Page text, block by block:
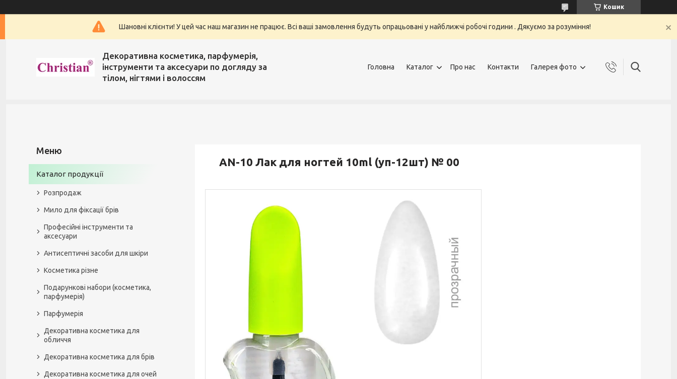
Кошик
Шановні клієнти! У цей час наш магазин не працює. Всі ваші замовлення будуть опрацьовані у найближчі робочі години . Дякуємо за розуміння!
Декоративна косметика, парфумерія,
інструменти та аксесуари по догляду за
тілом, нігтями і волоссям
Головна Каталог Про нас Контакти Галерея фото
AN-10 Лак для ногтей 10ml (уп-12шт) № 00
Каталог продукції
Розпродаж
Мило для фіксації брів
Професійні інструменти та
аксесуари
Антисептичні засоби для шкіри
Косметика різне
Подарункові набори (косметика,
парфумерія)
Парфумерія
Декоративна косметика для
обличчя
Декоративна косметика для брів
Декоративна косметика для очей